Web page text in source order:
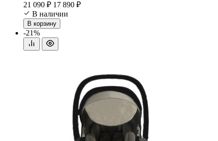
21 090 ₽ 17 890 ₽
В наличии
В корзину
-21%